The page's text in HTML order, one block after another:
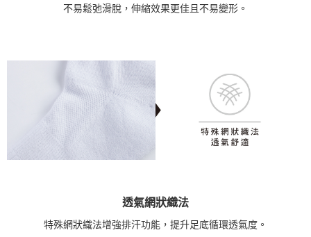
不易鬆弛滑脫，伸縮效果更佳且不易變形。
透氣網狀織法
特殊網狀織法增強排汗功能，提升足底循環透氣度。